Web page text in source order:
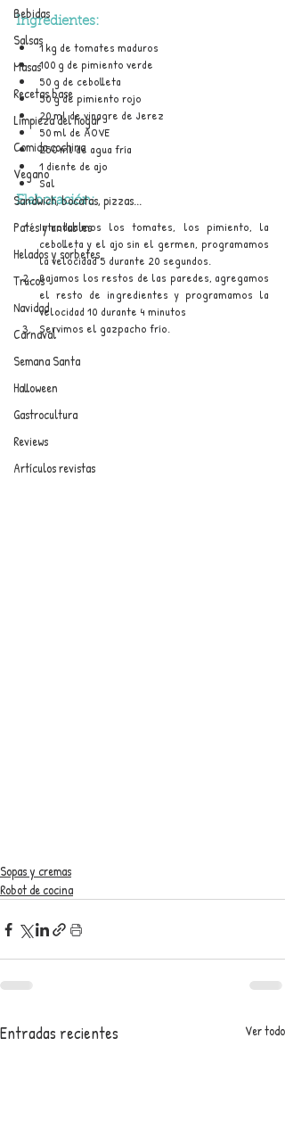
Bebidas
Salsas
Masas
Recetas base
Limpieza del hogar
Comida cochina
Vegano
Sandwich, bocatas, pizzas...
Patés y untables
Helados y sorbetes
Trucos
Navidad
Carnaval
Semana Santa
Halloween
Gastrocultura
Reviews
Artículos revistas
Ingredientes:
1 kg de tomates maduros
100 g de pimiento verde
50 g de cebolleta
50 g de pimiento rojo
20 ml de vinagre de Jerez
50 ml de AOVE
250 ml de agua fría
1 diente de ajo
Sal
Elaboración:
Introducimos los tomates, los pimiento, la
cebolleta y el ajo sin el germen, programamos
la velocidad 5 durante 20 segundos.
Bajamos los restos de las paredes, agregamos
el resto de ingredientes y programamos la
velocidad 10 durante 4 minutos
Servimos el gazpacho frío.
Sopas y cremas
Robot de cocina
Entradas recientes Ver todo